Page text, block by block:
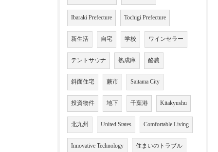
Ibaraki Prefecture Tochigi Prefecture
新生活 自宅 学校 ワインセラー
テントサウナ 熟成庫 酪農
斜面住宅 蕨市 Saitama City
投資物件 地下 千葉港 Kitakyushu
北九州 United States Comfortable Living
Innovative Technology 住まいのトラブル